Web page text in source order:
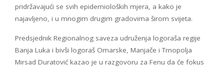
pridržavajući se svih epidemioloških mjera, a kako je
najavljeno, i u mnogim drugim gradovima širom svijeta.
Predsjednik Regionalnog saveza udruženja logoraša regije
Banja Luka i bivši logoraš Omarske, Manjače i Trnopolja
Mirsad Duratović kazao je u razgovoru za Fenu da će fokus